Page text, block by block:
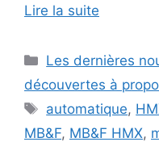
Lire la suite
Catégories
Les dernières
découvertes à
Étiquettes
automatique,
MB&F, MB&F HMX,